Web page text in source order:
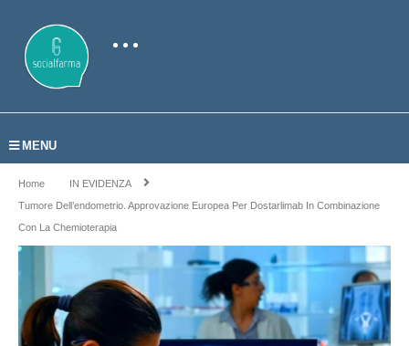
MENU
Home
IN EVIDENZA
Tumore Dell’endometrio. Approvazione Europea Per Dostarlimab In Combinazione
Con La Chemioterapia